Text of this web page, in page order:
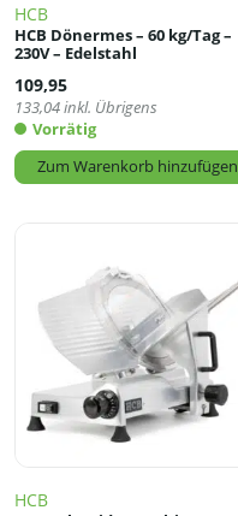
HCB
HCB Dönermes – 60 kg/Tag –
230V – Edelstahl
109,95
133,04inkl. Übrigens
Vorrätig
Zum Warenkorb hinzufügen
HCB